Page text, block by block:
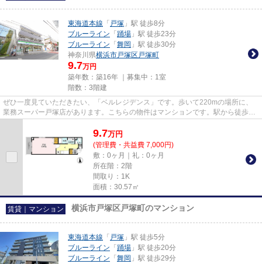
東海道本線 「 戸塚 」駅 徒歩8分
ブルーライン 「 踊場 」駅 徒歩23分
ブルーライン 「 舞岡 」駅 徒歩30分
神奈川県横浜市戸塚区 戸塚町
9.7万円
築年数：築16年 ｜募集中： 1室
階数：3階建
ぜひ一度見ていただきたい、「ベルレジデンス」です。歩いて220mの場所に、
業務スーパー戸塚店があります。こちらの物件はマンションです。駅から徒歩8
9.7万円
(管理費・共益費 7,000円)
敷：0ヶ月｜礼：0ヶ月
所在階：2階
間取り：1K
面積：30.57㎡
賃貸｜マンション 横浜市戸塚区戸塚町のマンション
東海道本線 「 戸塚 」駅 徒歩5分
ブルーライン 「 踊場 」駅 徒歩20分
ブルーライン 「 舞岡 」駅 徒歩29分